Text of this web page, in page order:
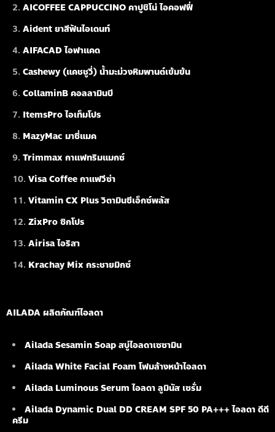
AICOFFEE CAPPUCCINO คาปูชิโน่ ไอคอฟฟี่
Aident ยาสีฟันไอเดนท์
AIFACAD ไอฟาแคด
Cashewy (แคชชูวี่) น้ำมะม่วงหิมพานต์เข้มข้น
CollaminB คอลลามินบี
ItemsPro ไอเท็มโปร
MazyMac มาซี่แมค
Trimmax กาแฟทริมแมกซ์
Visa Coffee กาแฟวีซ่า
Vitamin CX Plus วิตามินซีเอ็กซ์พลัส
ZixPro ซิกโปร
Airisa ไอริสา
Krachay Mix กระชายมิกซ์
AILADA ผลิตภัณฑ์ไอลดา
Ailada Sesamin Soapสบู่ไอลดาเซซามิน
Ailada White Facial Foamโฟมล้างหน้าไอลดา
Ailada Luminous Serumไอลดา ลูมินัส เซรั่ม
Ailada Dynamic Dual DD CREAM SPF 50 PA+++ ไอลดา ดีดี
ครีม